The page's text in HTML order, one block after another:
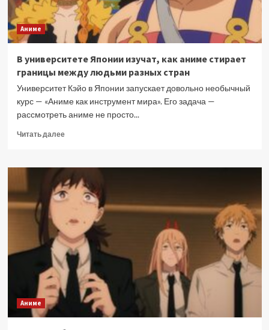
из-
за
ИИ
Аниме
В университете Японии изучат, как аниме стирает
границы между людьми разных стран
Университет Кэйо в Японии запускает довольно необычный
курс — «Аниме как инструмент мира». Его задача —
рассмотреть аниме не просто...
Читать далееПрочитать
В
университете
Японии
изучат,
аниме
стирает
границы
между
людьми
разных
стран
Аниме